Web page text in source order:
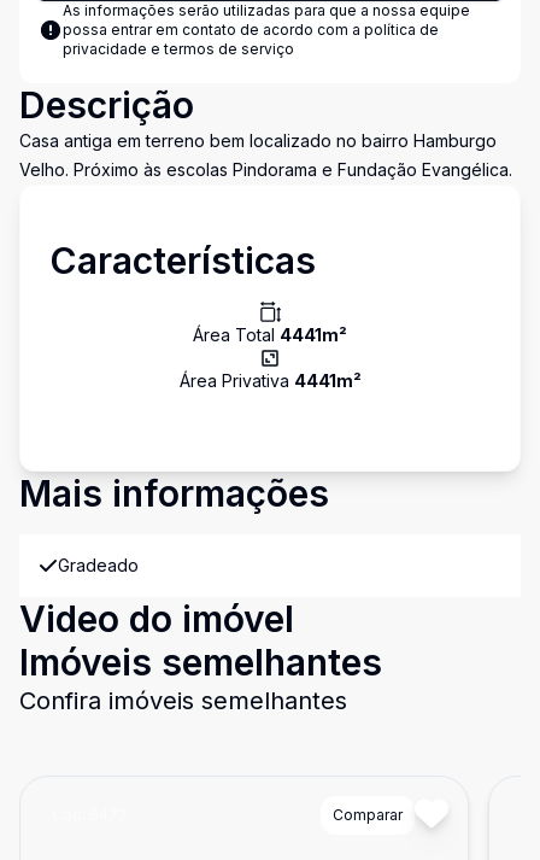
As informações serão utilizadas para que a nossa equipe
possa entrar em contato de acordo com a política de
privacidade e termos de serviço
Descrição
Casa antiga em terreno bem localizado no bairro Hamburgo
Velho. Próximo às escolas Pindorama e Fundação Evangélica.
Características
Área Total 4441m²
Área Privativa 4441m²
Mais informações
Gradeado
Video do imóvel
Imóveis semelhantes
Confira imóveis semelhantes
Comparar